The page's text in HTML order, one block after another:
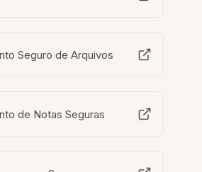
Seguro de Arquivos
de Notas Seguras